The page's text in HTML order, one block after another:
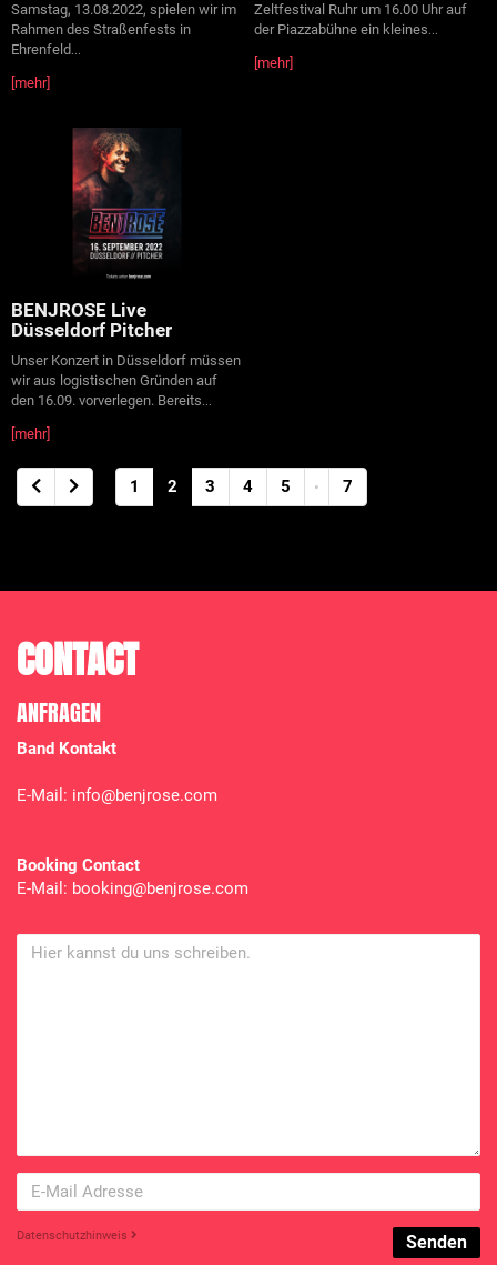
Samstag, 13.08.2022, spielen wir im
Rahmen des Straßenfests in
Ehrenfeld...
[mehr]
Zeltfestival Ruhr um 16.00 Uhr auf
der Piazzabühne ein kleines...
[mehr]
BENJROSE Live
Düsseldorf Pitcher
Unser Konzert in Düsseldorf müssen
wir aus logistischen Gründen auf
den 16.09. vorverlegen. Bereits...
[mehr]
1 2 3 4 5 • 7
CONTACT
ANFRAGEN
Band Kontakt
E-Mail: info@benjrose.com
Booking Contact
E-Mail: booking@benjrose.com
Datenschutzhinweis Senden